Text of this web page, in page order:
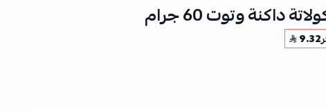
داكنة وتوت 60 جرام
9.32